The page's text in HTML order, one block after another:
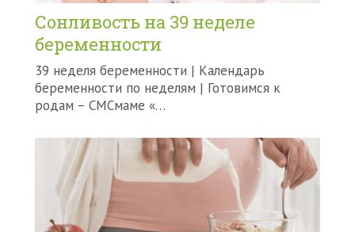
Сонливость на 39 неделе
беременности
39 неделя беременности | Календарь
беременности по неделям | Готовимся к
родам – СМСмаме «…